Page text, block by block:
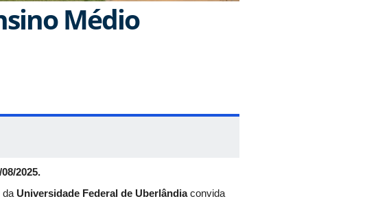
Médio
2025.
da Universidade Federal de Uberlândiaconvida